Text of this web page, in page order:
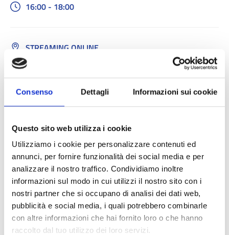
Consenso Dettagli Informazioni sui cookie
Questo sito web utilizza i cookie
Utilizziamo i cookie per personalizzare contenuti ed
annunci, per fornire funzionalità dei social media e per
analizzare il nostro traffico. Condividiamo inoltre
informazioni sul modo in cui utilizzi il nostro sito con i
nostri partner che si occupano di analisi dei dati web,
pubblicità e social media, i quali potrebbero combinarle
con altre informazioni che hai fornito loro o che hanno
raccolto dal tuo utilizzo dei loro servizi.
16:00 - 18:00
STREAMING ONLINE
Percorso formativo
Webinar
Nuova edizione dedicata alla formazione incentrata sulla
necessità di fornire agli ETS e PdZ strumenti operativi che
aumentino le conoscenze, le capacità di valutare progetti e
di supportare la redazione di documenti.
La proposta formativa è totalmente gratuita, curata da
ANCI Lombardia e finanziata da POLIS Lombardia, prevede
sei sessioni online di webinar nel corso del pomeriggio.